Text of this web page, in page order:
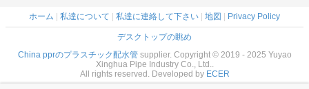
ホーム 私達について 私達に連絡して下さい 地図 Privacy Policy
デスクトップの眺め
China pprのプラスチック配水管supplier. Copyright © 2019 - 2025 Yuyao
Xinghua Pipe Industry Co., Ltd..
All rights reserved. Developed by ECER